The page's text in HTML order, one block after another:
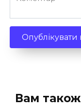
Вам